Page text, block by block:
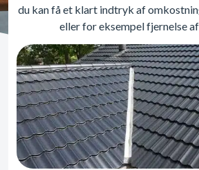
du kan få et klart indtryk af
eller for eksempel fjernelse